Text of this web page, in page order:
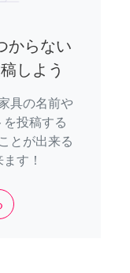
からない
しよう
具の名前や
投稿する
とが出来る
す！